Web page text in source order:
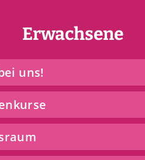
Erwachsene
uns!